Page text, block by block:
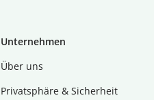
Unternehmen
Über uns
Privatsphäre & Sicherheit